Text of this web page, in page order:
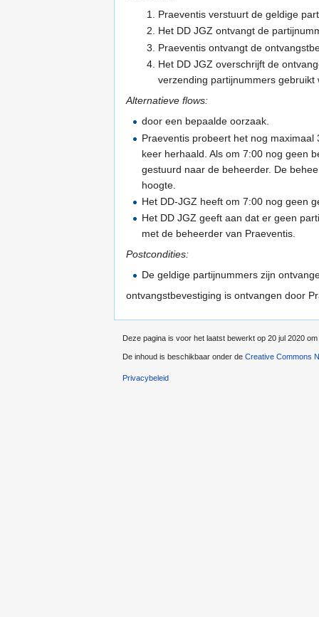
Praeventis verstuurt de geldige
Het DD JGZ ontvangt de
Praeventis ontvangt de
Het DD JGZ overschrijft de
verzending partijnummers
Alternatieve flows:
door een bepaalde oorzaak.
Praeventis probeert het nog
keer herhaald. Als om 7:00 nog geen
gestuurd naar de beheerder. De
hoogte.
Het DD-JGZ heeft om 7:00 nog geen
Het DD JGZ geeft aan dat er geen
met de beheerder van Praeventis.
Postcondities:
De geldige partijnummers zijn
ontvangstbevestiging is ontvangen door
Deze pagina is voor het laatst bewerkt op 20 jul 2020
De inhoud is beschikbaar onder de Creative Commons
Privacybeleid